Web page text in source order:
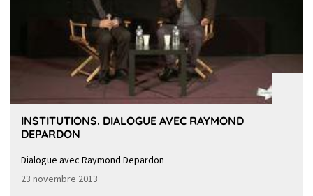
INSTITUTIONS. DIALOGUE AVEC RAYMOND
DEPARDON
Dialogue avec Raymond Depardon
23 novembre 2013